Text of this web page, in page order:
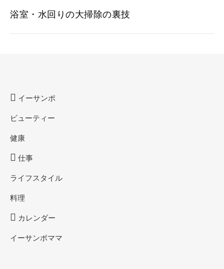
浴室・水回りの大掃除の裏技
イーサンポ
ビューティー
健康
仕事
ライフスタイル
料理
カレンダー
イーサンポママ